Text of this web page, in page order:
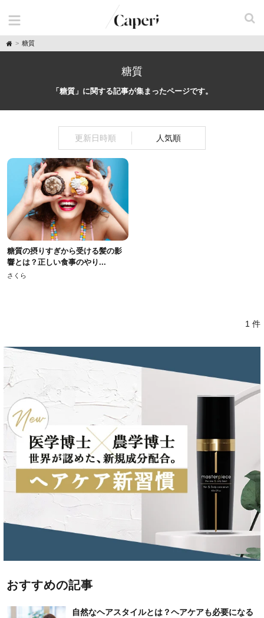
H
o
糖質
糖質
「糖質」に関する記事が集まったページです。
更新日時順 人気順
糖質の摂りすぎから受ける髪の影
響とは？正しい食事のやり...
さくら
1 件
おすすめの記事
自然なヘアスタイルとは？ヘアケアも必要になる